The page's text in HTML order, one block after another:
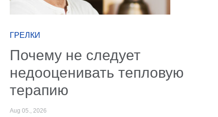
ГРЕЛКИ
Почему не следует
недооценивать тепловую
терапию
Aug 05., 2026